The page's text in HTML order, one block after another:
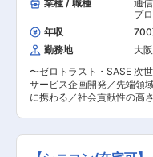
部 ITマネジメント部 ITリ
ニット＞ 部長1名、担当課長1名 ■入社
れ： まずは業務経験を積み
トユニットのユニット長を
ることを期待しています。
して、主に外部のベンダー
化しないで運用できるユニ
す。 今後発生するプロジェ
行していただくことを期待して
魅力： 現在、自社に適した
に駐在し、以下のような情
する業務を対応いただきま
施策の企画、実行をご担当
ています。 なおパートナー
しております。 ・SOCや
インシデント対応 ・お客様
リティポリシー・ガイドラ
・お客様グループ会社への
発活動の企画・実施 ■ポジション魅力： ・当社
全。 特に、先端技術開発
業種 / 職種
通
プ
ラ
ナ
年収 700
勤務地
大
〜ゼロトラスト・SASE 次
サービス企画開発／先端領
に携わる／社会貢献性の高
の多様化により大きく変化
／SASEを中心とした次世